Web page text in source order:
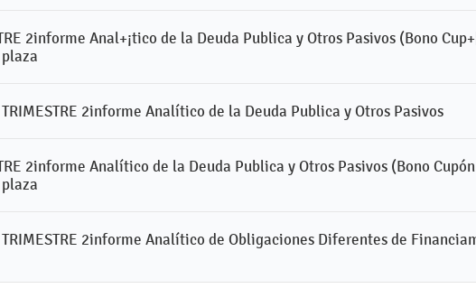
2informe Anal+¡tico de la Deuda Publica y Otros Pasivos (Bono
plaza
TRIMESTRE 2informe Analítico de la Deuda Publica y Otros Pasivos
2informe Analítico de la Deuda Publica y Otros Pasivos (Bono
plaza
TRIMESTRE 2informe Analítico de Obligaciones Diferentes de